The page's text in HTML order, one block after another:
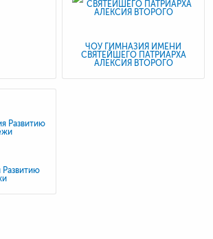
ЧОУ ГИМНАЗИЯ ИМЕНИ
СВЯТЕЙШЕГО ПАТРИАРХА
АЛЕКСИЯ ВТОРОГО